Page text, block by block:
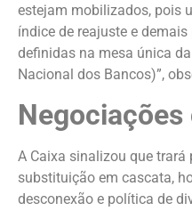
estejam mobilizados, pois
índice de reajuste e
definidas na mesa única
Nacional dos Bancos)”,
Negociações
A Caixa sinalizou que trará
substituição em cascata,
desconexão e política de